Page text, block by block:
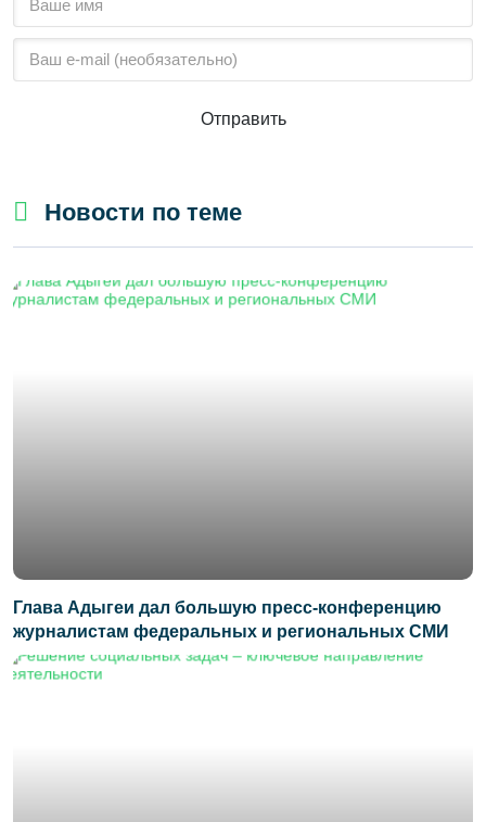
Отправить
Новости по теме
Глава Адыгеи дал большую пресс-конференцию
журналистам федеральных и региональных СМИ